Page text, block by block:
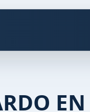
EN